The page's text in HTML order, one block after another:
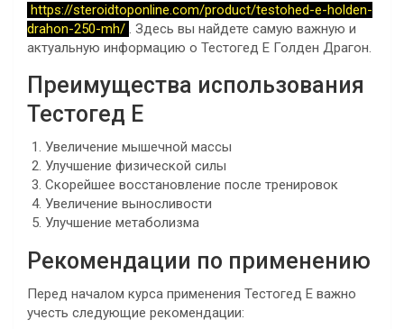
https://steroidtoponline.com/product/testohed-e-holden-
drahon-250-mh/ . Здесь вы найдете самую важную и
актуальную информацию о Тестогед Е Голден Драгон.
Преимущества использования
Тестогед Е
Увеличение мышечной массы
Улучшение физической силы
Скорейшее восстановление после тренировок
Увеличение выносливости
Улучшение метаболизма
Рекомендации по применению
Перед началом курса применения Тестогед Е важно
учесть следующие рекомендации: